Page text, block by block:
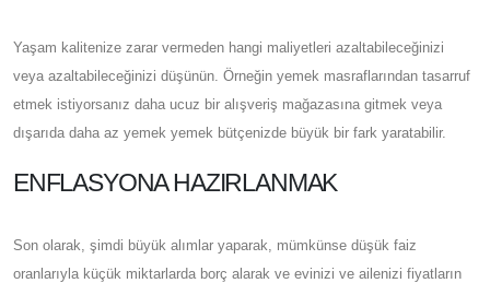
Yaşam kalitenize zarar vermeden hangi maliyetleri azaltabileceğinizi
veya azaltabileceğinizi düşünün. Örneğin yemek masraflarından tasarruf
etmek istiyorsanız daha ucuz bir alışveriş mağazasına gitmek veya
dışarıda daha az yemek yemek bütçenizde büyük bir fark yaratabilir.
ENFLASYONA HAZIRLANMAK
Son olarak, şimdi büyük alımlar yaparak, mümkünse düşük faiz
oranlarıyla küçük miktarlarda borç alarak ve evinizi ve ailenizi fiyatların